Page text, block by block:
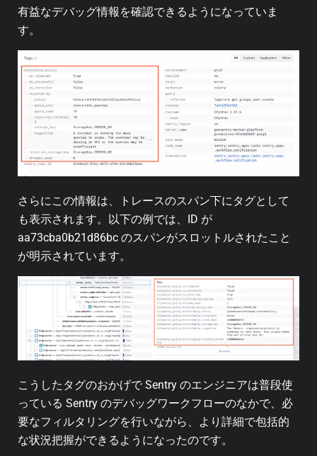
有益なデバッグ情報を確認できるようになっていま
す。
さらにこの情報は、トレースのスパン下にタグとして
も表示されます。以下の例では、ID が
aa73cba0b21d86bc のスパンがスロットルされたこと
が明示されています。
こうしたタグのおかげで Sentry のエンジニアは普段使
っている Sentry のデバッグワークフローのなかで、必
要なフィルタリングを行いながら、より詳細で包括的
な状況把握ができるようになったのです。